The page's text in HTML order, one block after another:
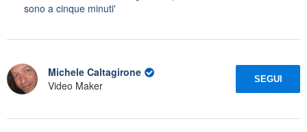
sono a cinque minuti'
Michele Caltagirone
Video Maker
SEGUI